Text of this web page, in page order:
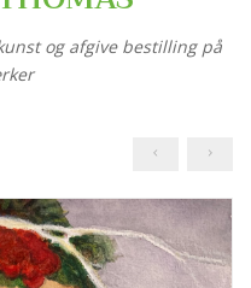
og afgive bestilling på